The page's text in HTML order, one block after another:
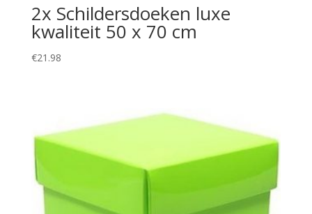
2x Schildersdoeken luxe
kwaliteit 50 x 70 cm
€21.98